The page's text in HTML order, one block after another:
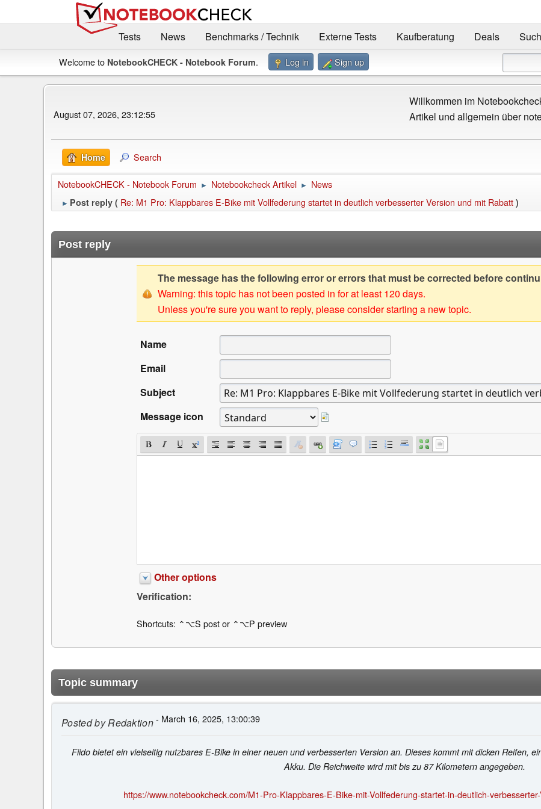
Tests
News Benchmarks / Technik Externe Tests Kaufberatung Deals
Welcome to NotebookCHECK - Notebook Forum. Log in Sign up
August 07, 2026, 23:12:55
Willkommen im
Artikel und allgemein über
Home Search
NotebookCHECK - Notebook Forum ► Notebookcheck Artikel ► News
► Post reply ( Re: M1 Pro: Klappbares E-Bike mit Vollfederung startet in deutlich verbesserter Version und mit Rabatt )
Post reply
The message has the following error or errors that must be corrected before
Warning: this topic has not been posted in for at least 120 days.
Unless you're sure you want to reply, please consider starting a new topic.
Name
Email
Subject
Message icon
Other options
Verification:
Shortcuts: ⌃⌥S post or ⌃⌥P preview
Topic summary
Posted byRedaktion- March 16, 2025, 13:00:39
Fiido bietet ein vielseitig nutzbares E-Bike in einer neuen und verbesserten Version an. Dieses kommt mit dicken Reifen,
Akku. Die Reichweite wird mit bis zu 87 Kilometern angegeben.
https://www.notebookcheck.com/M1-Pro-Klappbares-E-Bike-mit-Vollfederung-startet-in-deutlich-